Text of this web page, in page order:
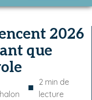
2026
que
■ 2 min de
lecture